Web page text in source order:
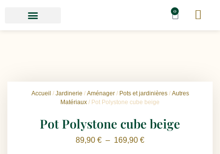
0
Accueil / Jardinerie / Aménager/ Pots et jardinières/ Autres
Matériaux / Pot Polystone cube beige
Pot Polystone cube beige
89,90 € – 169,90 €